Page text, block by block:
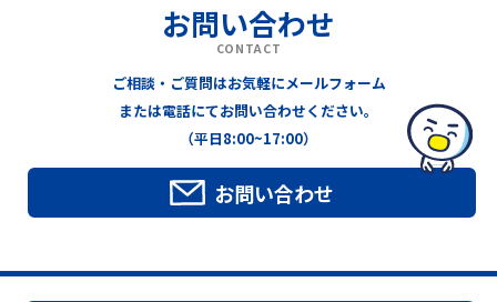
お問い合わせ
CONTACT
ご相談・ご質問はお気軽にメールフォーム
または電話にてお問い合わせください。
（平日8:00~17:00）
お問い合わせ